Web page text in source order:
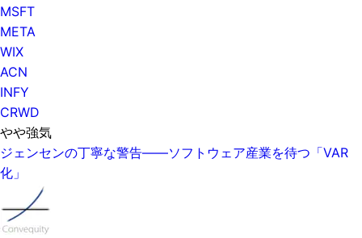
MSFT
META
WIX
ACN
INFY
CRWD
やや強気
ジェンセンの丁寧な警告——ソフトウェア産業を待つ「VAR
化」